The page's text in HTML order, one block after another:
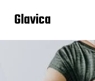
Glavica